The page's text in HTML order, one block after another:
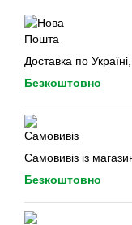
Доставка по
Безкоштовно
Самовивіз із
Безкоштовно